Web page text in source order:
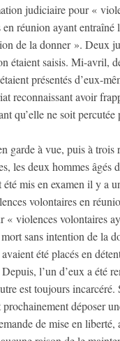
judiciaire pour «
en réunion ayant entraîné
de la donner ». Deux
étaient saisis. Mi-avril,
présentés d’eux-
reconnaissant avoir
qu’elle ne soit percutée
garde à vue, puis à trois
les deux hommes âgés
été mis en examen il y a
volontaires en
« violences volontaires
sans intention de la
été placés en
l’un d’eux a été
est toujours incarcéré.
déposer
de mise en liberté,